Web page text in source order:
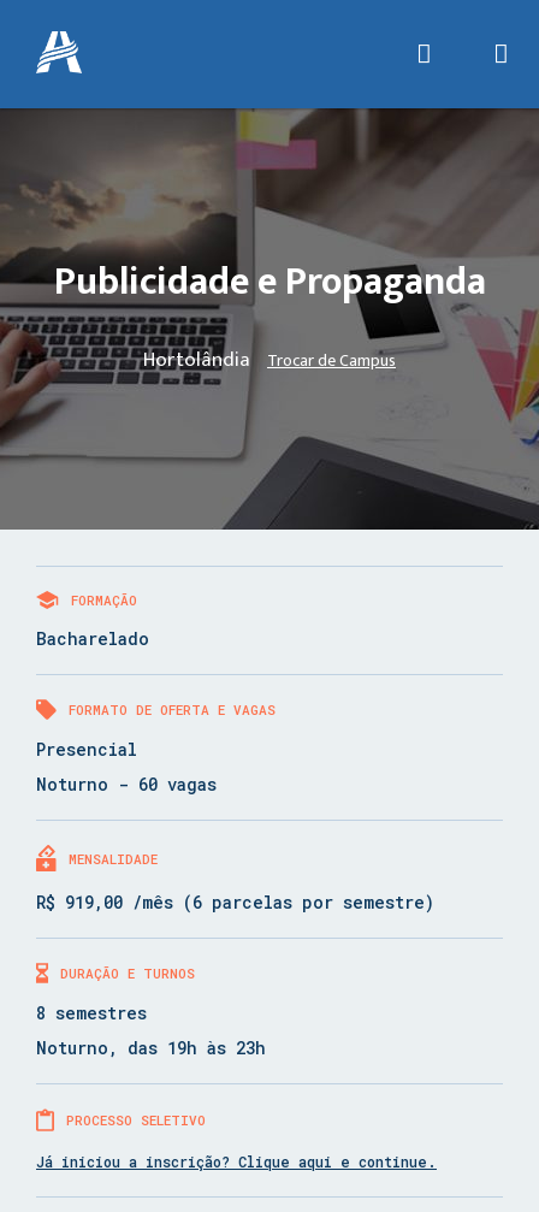
Publicidade e Propaganda
Hortolândia Trocar de Campus
FORMAÇÃO
Bacharelado
FORMATO DE OFERTA E VAGAS
Presencial
Noturno - 60 vagas
MENSALIDADE
R$ 919,00 /mês (6 parcelas por semestre)
DURAÇÃO E TURNOS
8 semestres
Noturno, das 19h às 23h
PROCESSO SELETIVO
Já iniciou a inscrição? Clique aqui e continue.